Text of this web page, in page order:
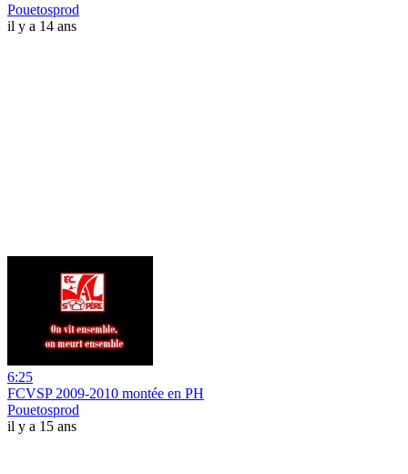
Pouetosprod
il y a 14 ans
6:25
FCVSP 2009-2010 montée en PH
Pouetosprod
il y a 15 ans